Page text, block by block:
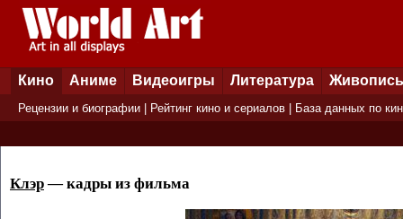
Кино Аниме Видеоигры Литература Живопись
Рецензии и биографии Рейтинг кино и сериалов База данных по
Клэр— кадры из фильма